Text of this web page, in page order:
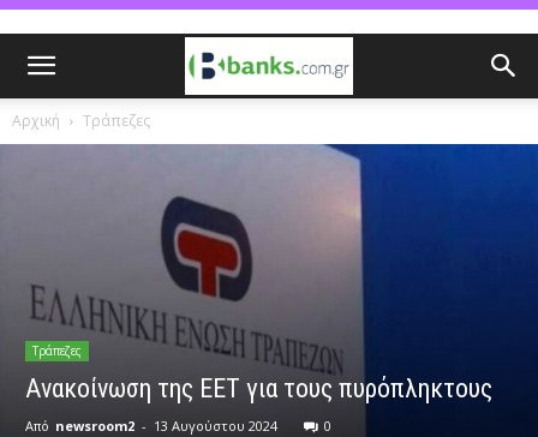
Αρχική Τράπεζες
Τράπεζες
Aνακοίνωση της EET για τους πυρόπληκτους
Από newsroom2 - 13 Αυγούστου 2024 0